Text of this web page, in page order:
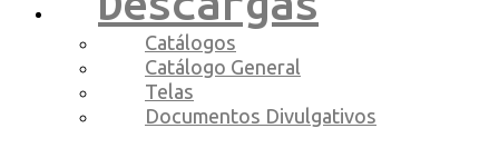
Catálogos
Catálogo General
Telas
Documentos Divulgativos